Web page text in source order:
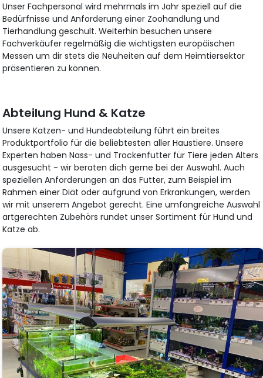
Unser Fachpersonal wird mehrmals im Jahr speziell auf die
Bedürfnisse und Anforderung einer Zoohandlung und
Tierhandlung geschult. Weiterhin besuchen unsere
Fachverkäufer regelmäßig die wichtigsten europäischen
Messen um dir stets die Neuheiten auf dem Heimtiersektor
präsentieren zu können.
Abteilung Hund & Katze
Unsere Katzen- und Hundeabteilung führt ein breites
Produktportfolio für die beliebtesten aller Haustiere. Unsere
Experten haben Nass- und Trockenfutter für Tiere jeden Alters
ausgesucht - wir beraten dich gerne bei der Auswahl. Auch
speziellen Anforderungen an das Futter, zum Beispiel im
Rahmen einer Diät oder aufgrund von Erkrankungen, werden
wir mit unserem Angebot gerecht. Eine umfangreiche Auswahl
artgerechten Zubehörs rundet unser Sortiment für Hund und
Katze ab.